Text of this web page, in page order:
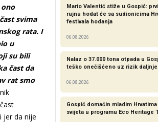
svima
rata. I
u
su bili
čast da
rat smo
jer da nije
Mario Valentić stiže u Gospić:
rujnu hodat će sa sudionicima
festivala hodanja
06.08.2026
Nalaz o 37.000 tona otpada u
teško onečišćeno uz rizik
06.08.2026
Gospić domaćin mladim
svijeta u programu Eco Heritage